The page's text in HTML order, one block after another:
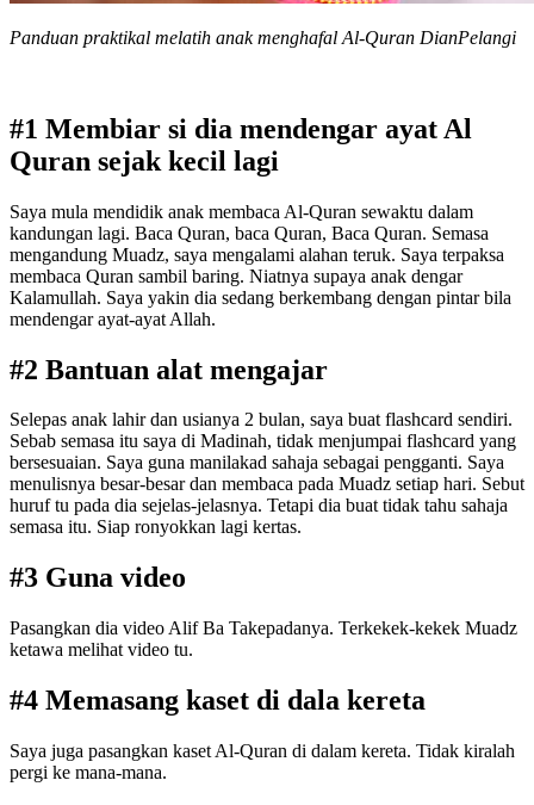
Panduan praktikal melatih anak menghafal Al-Quran DianPelangi
#1 Membiar si dia mendengar ayat Al
Quran sejak kecil lagi
Saya mula mendidik anak membaca Al-Quran sewaktu dalam
kandungan lagi. Baca Quran, baca Quran, Baca Quran. Semasa
mengandung Muadz, saya mengalami alahan teruk. Saya terpaksa
membaca Quran sambil baring. Niatnya supaya anak dengar
Kalamullah. Saya yakin dia sedang berkembang dengan pintar bila
mendengar ayat-ayat Allah.
#2 Bantuan alat mengajar
Selepas anak lahir dan usianya 2 bulan, saya buat flashcard sendiri.
Sebab semasa itu saya di Madinah, tidak menjumpai flashcard yang
bersesuaian. Saya guna manilakad sahaja sebagai pengganti. Saya
menulisnya besar-besar dan membaca pada Muadz setiap hari. Sebut
huruf tu pada dia sejelas-jelasnya. Tetapi dia buat tidak tahu sahaja
semasa itu. Siap ronyokkan lagi kertas.
#3 Guna video
Pasangkan dia video Alif Ba Takepadanya. Terkekek-kekek Muadz
ketawa melihat video tu.
#4 Memasang kaset di dala kereta
Saya juga pasangkan kaset Al-Quran di dalam kereta. Tidak kiralah
pergi ke mana-mana.